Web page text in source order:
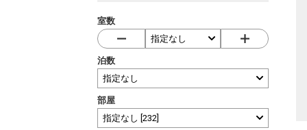
室数
泊数
部屋